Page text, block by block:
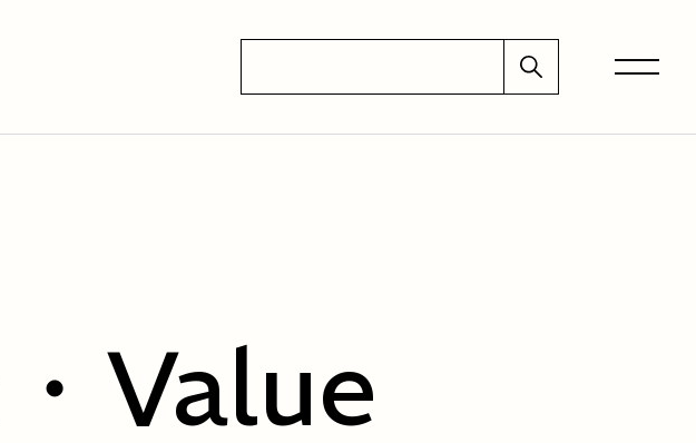
検索 menu
Value